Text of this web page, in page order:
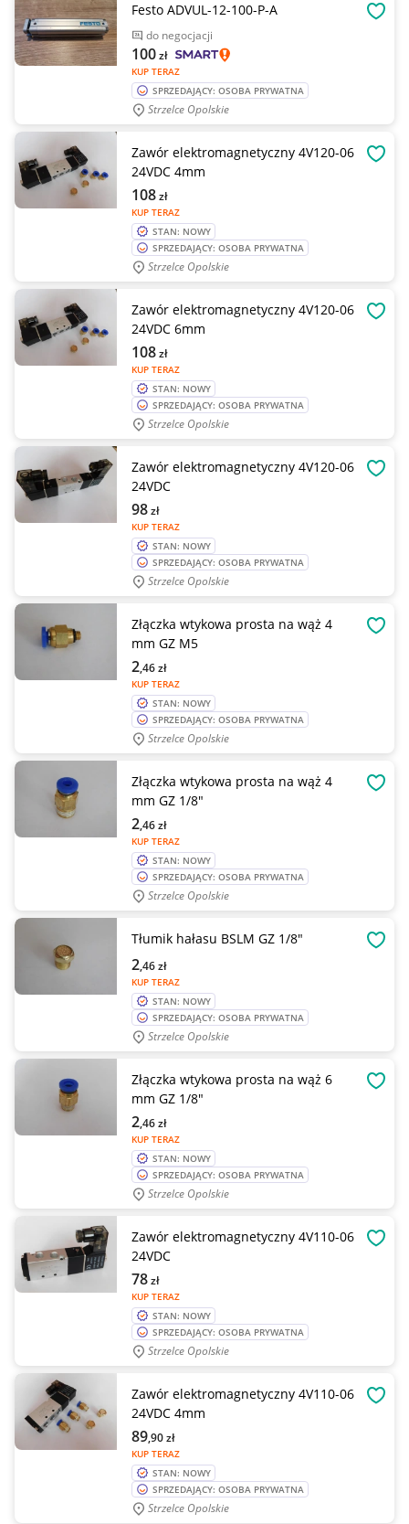
Festo ADVUL-12-100-P-A
do negocjacji
KUP TERAZ
100zł
SPRZEDAJĄCY: OSOBA PRYWATNA
Strzelce Opolskie
Zawór elektromagnetyczny 4V120-06
24VDC 4mm
KUP TERAZ
108zł
STAN: NOWY
SPRZEDAJĄCY: OSOBA PRYWATNA
Strzelce Opolskie
Zawór elektromagnetyczny 4V120-06
24VDC 6mm
KUP TERAZ
108zł
STAN: NOWY
SPRZEDAJĄCY: OSOBA PRYWATNA
Strzelce Opolskie
Zawór elektromagnetyczny 4V120-06
24VDC
KUP TERAZ
98zł
STAN: NOWY
SPRZEDAJĄCY: OSOBA PRYWATNA
Strzelce Opolskie
Złączka wtykowa prosta na wąż 4
mm GZ M5
KUP TERAZ
2,46zł
STAN: NOWY
SPRZEDAJĄCY: OSOBA PRYWATNA
Strzelce Opolskie
Złączka wtykowa prosta na wąż 4
mm GZ 1/8"
KUP TERAZ
2,46zł
STAN: NOWY
SPRZEDAJĄCY: OSOBA PRYWATNA
Strzelce Opolskie
Tłumik hałasu BSLM GZ 1/8"
KUP TERAZ
2,46zł
STAN: NOWY
SPRZEDAJĄCY: OSOBA PRYWATNA
Strzelce Opolskie
Złączka wtykowa prosta na wąż 6
mm GZ 1/8"
KUP TERAZ
2,46zł
STAN: NOWY
SPRZEDAJĄCY: OSOBA PRYWATNA
Strzelce Opolskie
Zawór elektromagnetyczny 4V110-06
24VDC
KUP TERAZ
78zł
STAN: NOWY
SPRZEDAJĄCY: OSOBA PRYWATNA
Strzelce Opolskie
Zawór elektromagnetyczny 4V110-06
24VDC 4mm
KUP TERAZ
89,90zł
STAN: NOWY
SPRZEDAJĄCY: OSOBA PRYWATNA
Strzelce Opolskie